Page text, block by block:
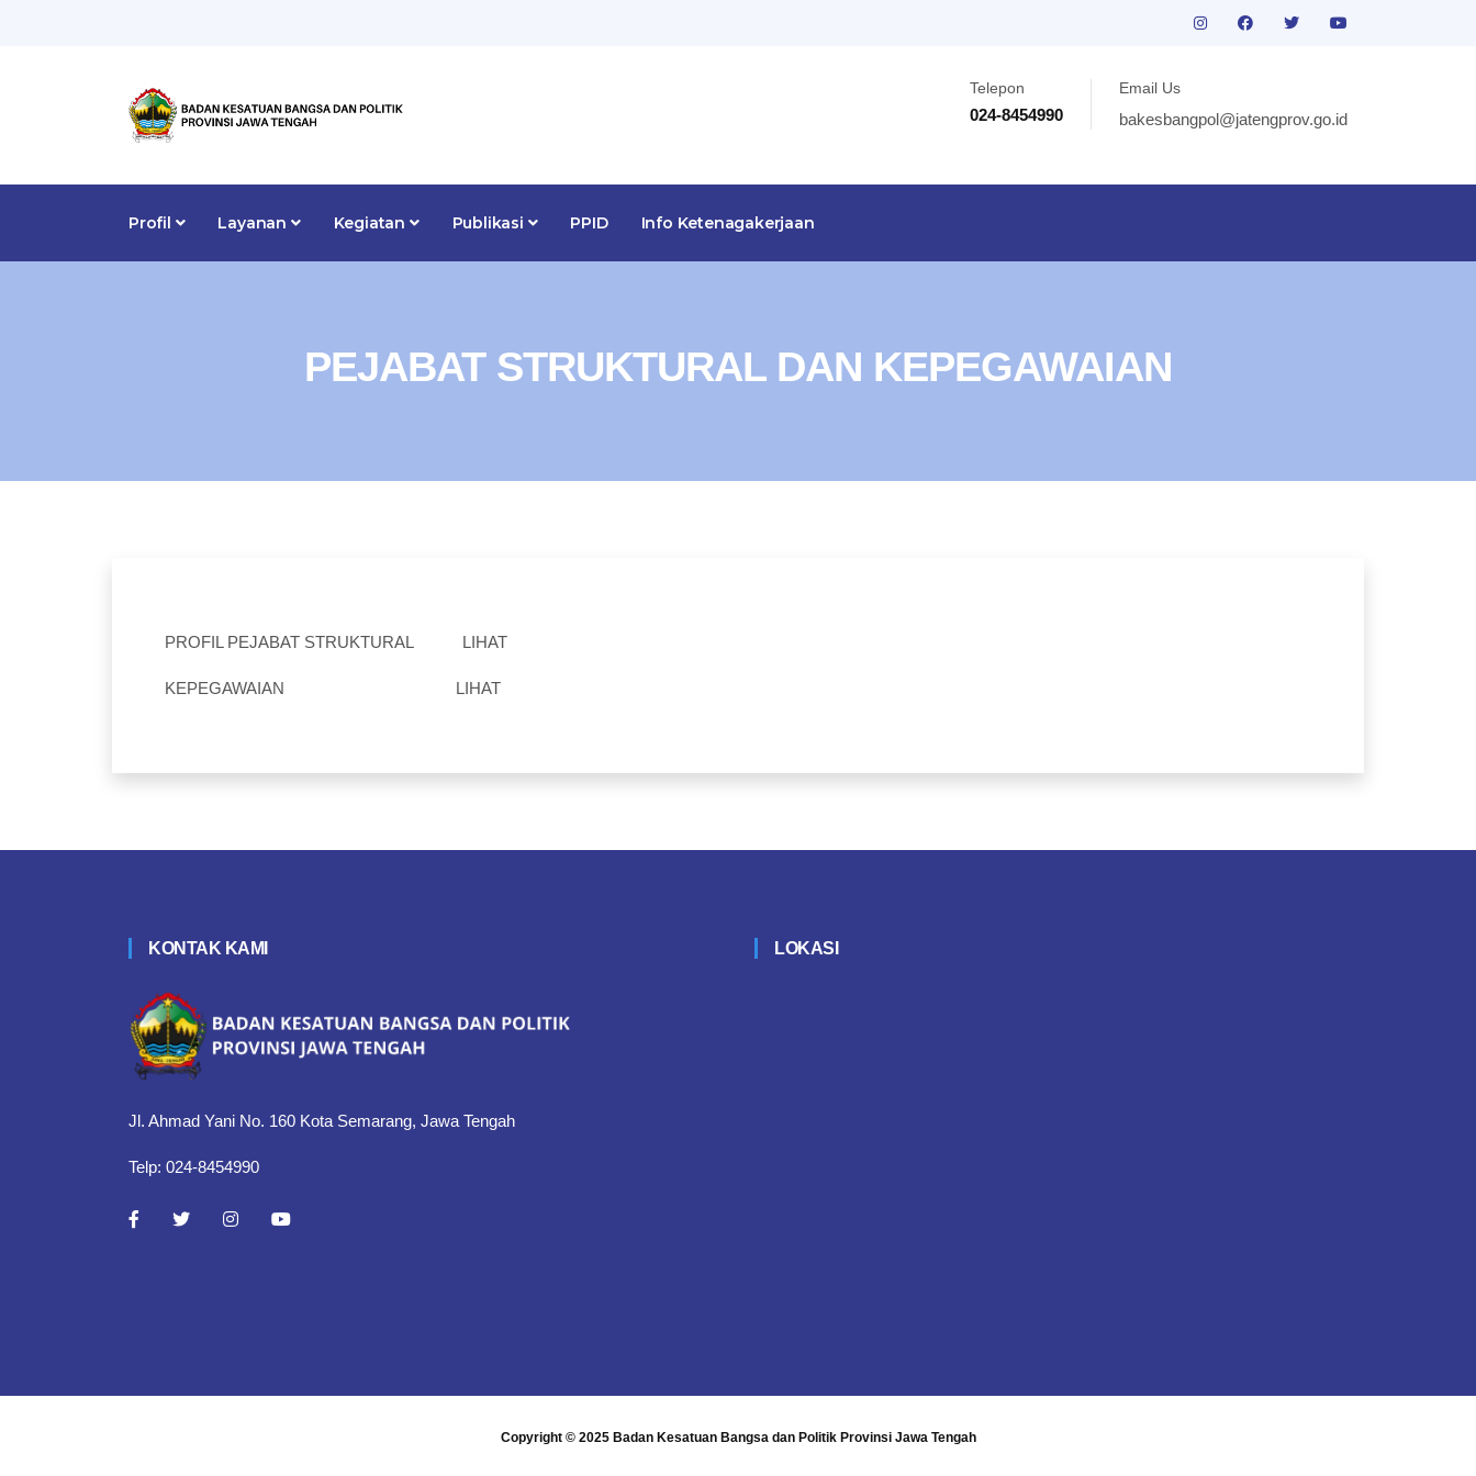
Telepon
024-8454990
Email Us
bakesbangpol@jatengprov.go.id
Profil Layanan Kegiatan Publikasi PPID Info Ketenagakerjaan
PEJABAT STRUKTURAL DAN KEPEGAWAIAN
PROFIL PEJABAT STRUKTURAL LIHAT
KEPEGAWAIAN LIHAT
KONTAK KAMI
Jl. Ahmad Yani No. 160 Kota Semarang, Jawa Tengah
Telp: 024-8454990
LOKASI
Copyright © 2025 Badan Kesatuan Bangsa dan Politik Provinsi Jawa Tengah